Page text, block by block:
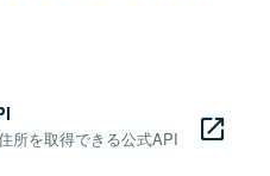
所を取得できる公式API